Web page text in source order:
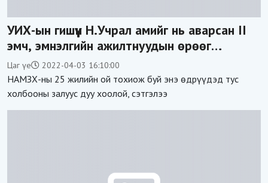
УИХ-ын гишүүн Н.Учрал амийг нь аварсан II
эмч, эмнэлгийн ажилтнуудын өрөөг
тохижуулж талархал илэрхийлжээ
Цаг үе 2022-04-03 16:10:00
НАМЗХ-ны 25 жилийн ой тохиож буй энэ өдрүүдэд тус
холбооны залуус дуу хоолой, сэтгэлээ